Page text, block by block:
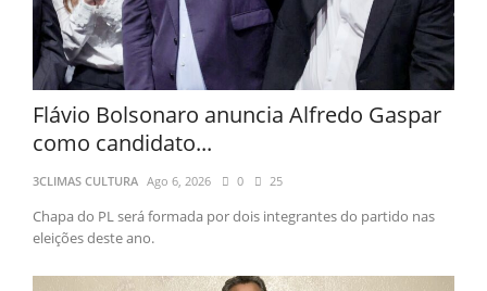
Flávio Bolsonaro anuncia Alfredo Gaspar
como candidato...
3CLIMAS CULTURA Ago 6, 2026 0 25
Chapa do PL será formada por dois integrantes do partido nas
eleições deste ano.